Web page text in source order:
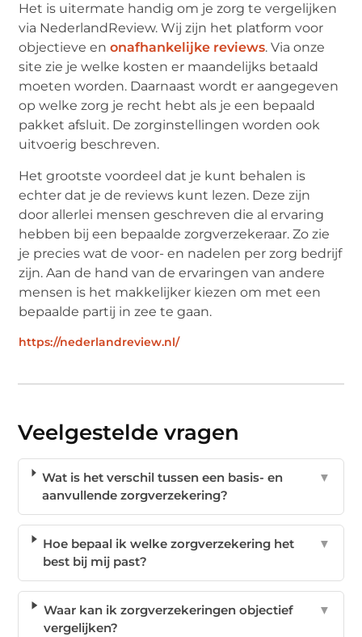
Het is uitermate handig om je zorg te vergelijken
via NederlandReview. Wij zijn het platform voor
objectieve enonafhankelijke reviews. Via onze
site zie je welke kosten er maandelijks betaald
moeten worden. Daarnaast wordt er aangegeven
op welke zorg je recht hebt als je een bepaald
pakket afsluit. De zorginstellingen worden ook
uitvoerig beschreven.
Het grootste voordeel dat je kunt behalen is
echter dat je de reviews kunt lezen. Deze zijn
door allerlei mensen geschreven die al ervaring
hebben bij een bepaalde zorgverzekeraar. Zo zie
je precies wat de voor- en nadelen per zorg bedrijf
zijn. Aan de hand van de ervaringen van andere
mensen is het makkelijker kiezen om met een
bepaalde partij in zee te gaan.
https://nederlandreview.nl/
Veelgestelde vragen
Wat is het verschil tussen een basis- en
aanvullende zorgverzekering?
▼
Hoe bepaal ik welke zorgverzekering het
best bij mij past?
▼
Waar kan ik zorgverzekeringen objectief
vergelijken?
▼